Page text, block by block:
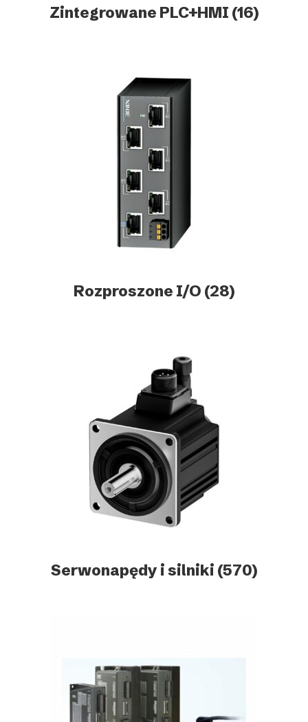
Zintegrowane PLC+HMI (16)
Rozproszone I/O (28)
Serwonapędy i silniki (570)